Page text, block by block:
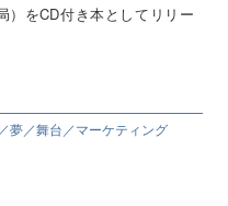
をCD付き本としてリリー
夢／舞台／マーケティング